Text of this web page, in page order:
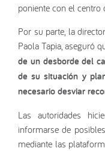
poniente con el centro
Por su parte, la
Paola Tapia, aseguró
de un desborde del
de su situación y
necesario desviar
Las autoridades
informarse de
mediante las